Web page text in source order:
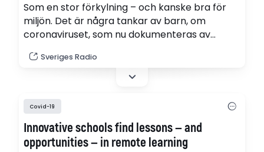
Som en stor förkylning – och kanske bra för
miljön. Det är några tankar av barn, om
coronaviruset, som nu dokumenteras av
Sveriges Radio
Covid-19
Innovative schools find lessons — and
opportunities — in remote learning